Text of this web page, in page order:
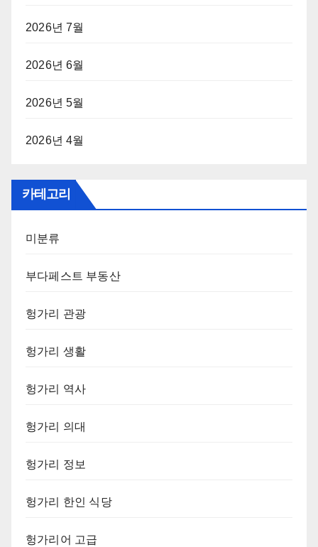
2026년 7월
2026년 6월
2026년 5월
2026년 4월
카테고리
미분류
부다페스트 부동산
헝가리 관광
헝가리 생활
헝가리 역사
헝가리 의대
헝가리 정보
헝가리 한인 식당
헝가리어 고급